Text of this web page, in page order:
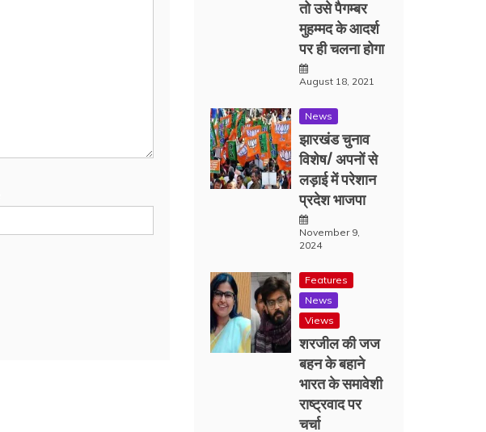
तो उसे पैगम्बर
मुहम्मद के आदर्श
पर ही चलना होगा
August 18, 2021
News
झारखंड चुनाव
विशेष/ अपनों से
लड़ाई में परेशान
प्रदेश भाजपा
November 9,
2024
Features
News
Views
शरजील की जज
बहन के बहाने
भारत के समावेशी
राष्ट्रवाद पर
चर्चा